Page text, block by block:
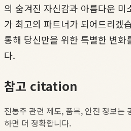
의 숨겨진 자신감과 아름다운 미
가 최고의 파트너가 되어드리겠
통해 당신만을 위한 특별한 변화
다.
참고 citation
전통주 관련 제도, 품목, 안전 정보는
하면 더 정확합니다.